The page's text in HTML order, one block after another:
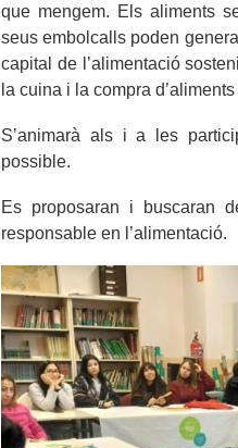
que mengem. Els aliments
seus embolcalls poden
capital de l’alimentació
la cuina i la compra
S’animarà als i a les
possible.
Es proposaran i buscaran
responsable en l’alimentació.